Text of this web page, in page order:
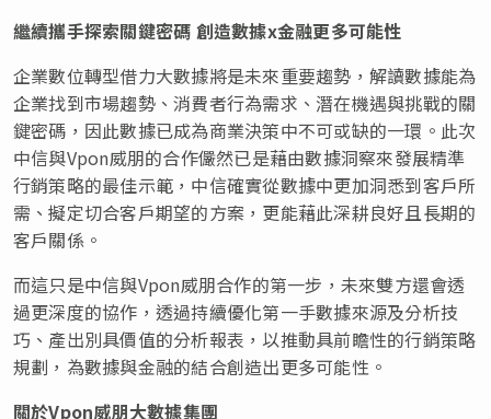
繼續攜手探索關鍵密碼 創造數據x金融更多可能性
企業數位轉型借力大數據將是未來重要趨勢，解讀數據能為
企業找到市場趨勢、消費者行為需求、潛在機遇與挑戰的關
鍵密碼，因此數據已成為商業決策中不可或缺的一環。此次
中信與Vpon威朋的合作儼然已是藉由數據洞察來發展精準
行銷策略的最佳示範，中信確實從數據中更加洞悉到客戶所
需、擬定切合客戶期望的方案，更能藉此深耕良好且長期的
客戶關係。
而這只是中信與Vpon威朋合作的第一步，未來雙方還會透
過更深度的協作，透過持續優化第一手數據來源及分析技
巧、產出別具價值的分析報表，以推動具前瞻性的行銷策略
規劃，為數據與金融的結合創造出更多可能性。
關於Vpon威朋大數據集團